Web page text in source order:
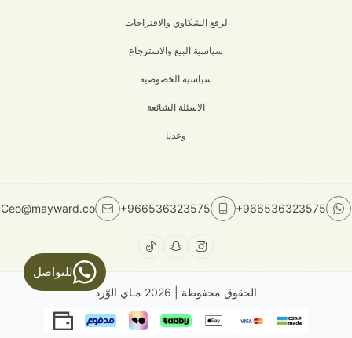
لرفع الشكاوي والاقتراحات
سياسية البيع والاسترجاع
سياسية الخصوصية
الاسئلة الشائعة
وعدنا
+966536323575
+966536323575
Ceo@mayward.co
الحقوق محفوظة | 2026 مـاي الوّرد
للتواصل